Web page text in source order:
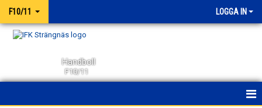
F10/11 LOGGA IN
Handboll
F10/11